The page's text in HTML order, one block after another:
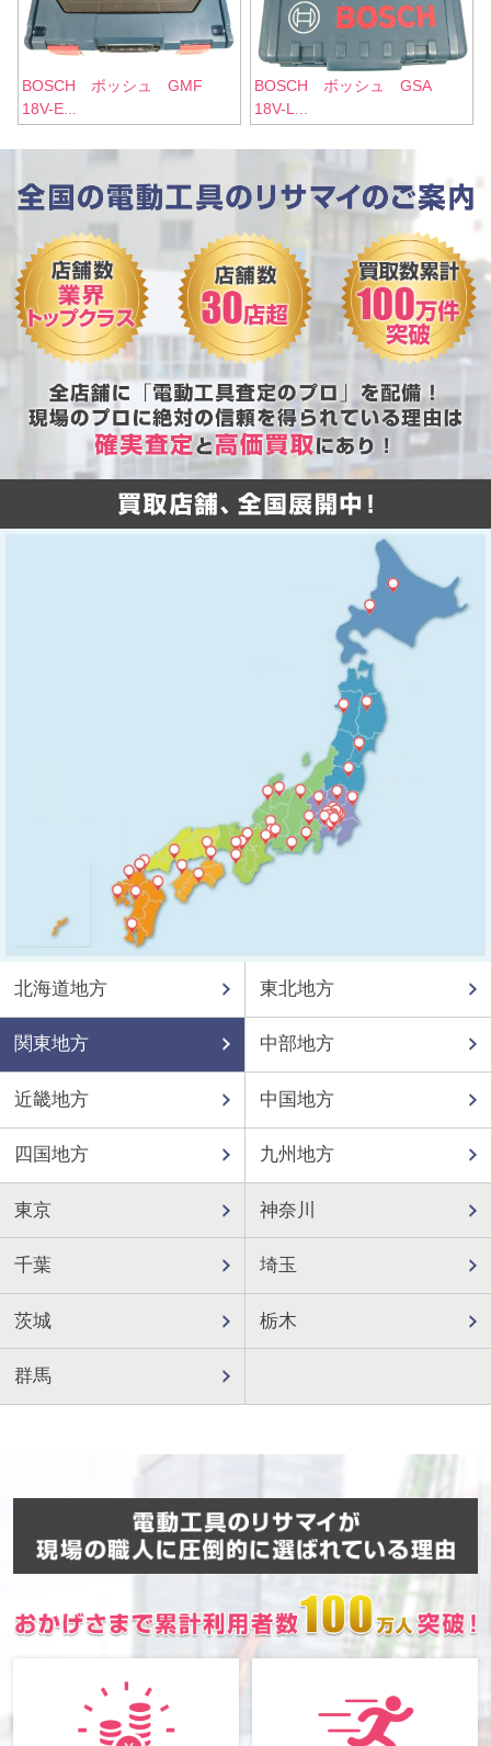
BOSCH ボッシュ GMF
18V-E...
BOSCH ボッシュ GSA
18V-L...
北海道地方 東北地方
関東地方 中部地方
近畿地方 中国地方
四国地方 九州地方
東京 神奈川
千葉 埼玉
茨城 栃木
群馬